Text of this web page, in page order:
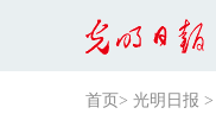
首页 > 光明日报 >